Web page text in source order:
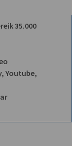
35.000
Youtube,